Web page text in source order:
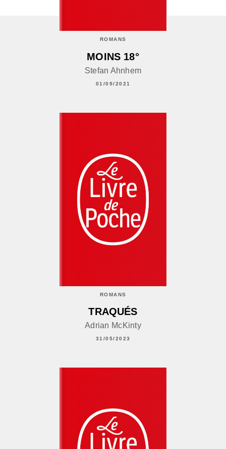
ROMANS
MOINS 18°
Stefan Ahnhem
01/09/2021
ROMANS
TRAQUÉS
Adrian McKinty
31/05/2023